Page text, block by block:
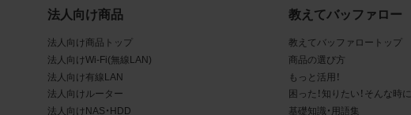
品名等）を併記する等の方法により、商品写真データに表示されてい
商品写真データに著作権表示、ラベル、商標その他のマークがある場
合、それらを除去しないこと
商品写真データを当社HPのトップページ以外のサイトとのリンクと
して利用しないこと
法人向け商品
法人向け商品トップ
法人向けWi-Fi(無線LAN)
法人向け有線LAN
法人向けルーター
法人向けNAS・HDD
教えてバッファロー
教えてバッファロートップ
商品の選び方
もっと活用！
困った！知りたい！そんな時に
基礎知識・用語集